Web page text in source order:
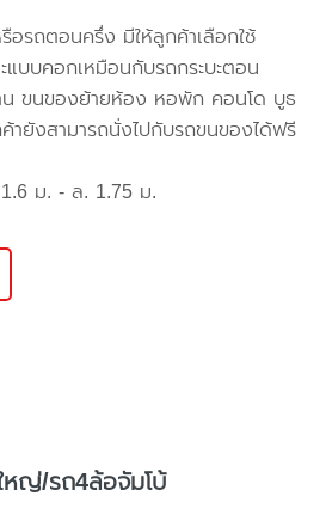
อรถตอนครึ่ง มีให้ลูกค้าเลือกใช้
บบคอกเหมือนกับรถกระบะตอน
น ขนของย้ายห้อง หอพัก คอนโด บูธ
ายังสามารถนั่งไปกับรถขนของได้ฟรี
ม. - ล. 1.75 ม.
หญ่/รถ4ล้อจัมโบ้